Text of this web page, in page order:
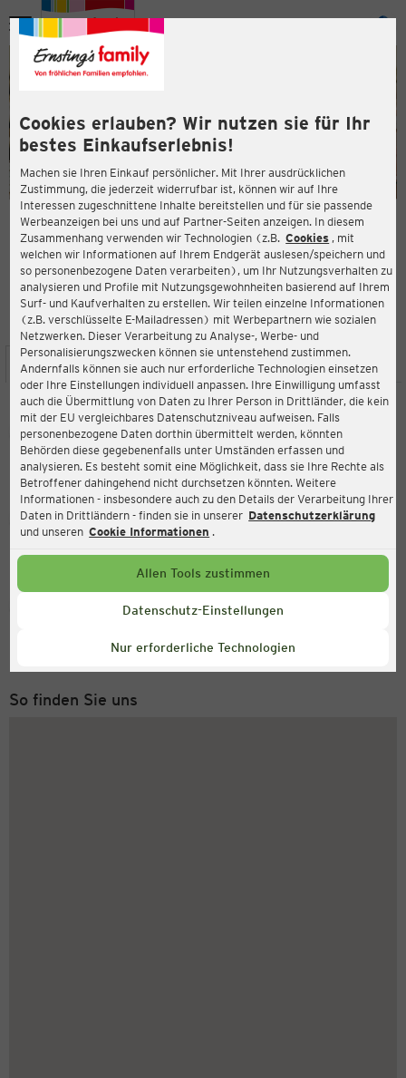
Cookies erlauben? Wir nutzen sie für Ihr
bestes Einkaufserlebnis!
Machen sie Ihren Einkauf persönlicher. Mit Ihrer ausdrücklichen
Zustimmung, die jederzeit widerrufbar ist, können wir auf Ihre
Interessen zugeschnittene Inhalte bereitstellen und für sie passende
Werbeanzeigen bei uns und auf Partner-Seiten anzeigen. In diesem
Zusammenhang verwenden wir Technologien (z.B. Cookies , mit
welchen wir Informationen auf Ihrem Endgerät auslesen/speichern und
so personenbezogene Daten verarbeiten), um Ihr Nutzungsverhalten zu
analysieren und Profile mit Nutzungsgewohnheiten basierend auf Ihrem
Surf- und Kaufverhalten zu erstellen. Wir teilen einzelne Informationen
(z.B. verschlüsselte E-Mailadressen) mit Werbepartnern wie sozialen
Netzwerken. Dieser Verarbeitung zu Analyse-, Werbe- und
Personalisierungszwecken können sie untenstehend zustimmen.
Andernfalls können sie auch nur erforderliche Technologien einsetzen
oder Ihre Einstellungen individuell anpassen. Ihre Einwilligung umfasst
auch die Übermittlung von Daten zu Ihrer Person in Drittländer, die kein
mit der EU vergleichbares Datenschutzniveau aufweisen. Falls
personenbezogene Daten dorthin übermittelt werden, könnten
Behörden diese gegebenenfalls unter Umständen erfassen und
analysieren. Es besteht somit eine Möglichkeit, dass sie Ihre Rechte als
Betroffener dahingehend nicht durchsetzen könnten. Weitere
Informationen - insbesondere auch zu den Details der Verarbeitung Ihrer
Daten in Drittländern - finden sie in unserer Datenschutzerklärung
und unseren Cookie Informationen .
Allen Tools zustimmen
Datenschutz-Einstellungen
Nur erforderliche Technologien
Menü
ERNSTING'S FAMILY FILIALE
Oppelner Straße 128
53119 Bonn
4,1
Bewertung:
STANDORT SERVICES SORTIMENT AKTIONEN
Ernsting's family
Oppelner Straße 128, 53119 Bonn
Aktuell:
Geöffnet
Service Hotline
Montag bis Freitag 8-18 Uhr
So finden Sie uns